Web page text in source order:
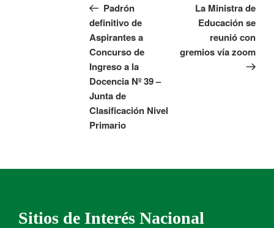
Padrón
definitivo de
Aspirantes a
Concurso de
Ingreso a la
Docencia Nº 39 –
Junta de
Clasificación Nivel
Primario
La Ministra de
Educación se
reunió con
gremios vía zoom
Sitios de Interés Nacional